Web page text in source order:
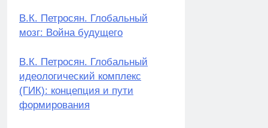
В.К. Петросян. Глобальный
мозг: Война будущего
В.К. Петросян. Глобальный
идеологический комплекс
(ГИК): концепция и пути
формирования